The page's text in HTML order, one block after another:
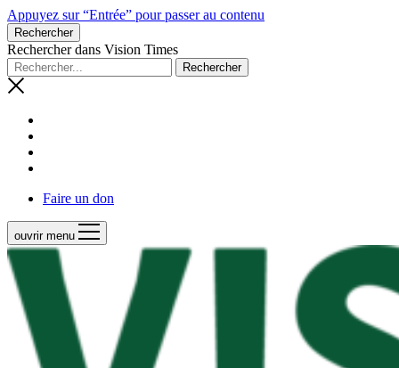
Appuyez sur “Entrée” pour passer au contenu
Rechercher
Rechercher dans Vision Times
Faire un don
ouvrir menu